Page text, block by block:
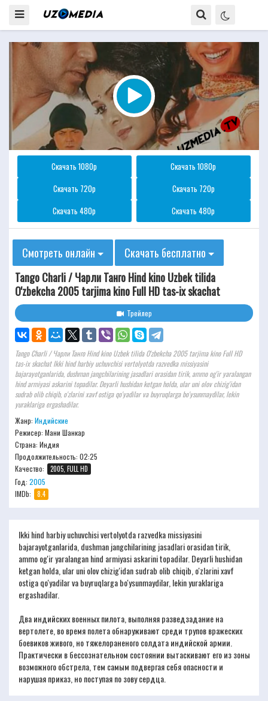
Скачать 1080p
Скачать 1080p
Скачать 720p
Скачать 720p
Скачать 480p
Скачать 480p
Смотреть онлайн
Скачать бесплатно
Tango Charli / Чарли Танго Hind kino Uzbek tilida
O'zbekcha 2005 tarjima kino Full HD tas-ix skachat
Трейлер
Tango Charli / Чарли Танго Hind kino Uzbek tilida O'zbekcha 2005 tarjima kino Full HD
tas-ix skachat Ikki hind harbiy uchuvchisi vertolyotda razvedka missiyasini
bajarayotganlarida, dushman jangchilarining jasadlari orasidan tirik, ammo og'ir yaralangan
hind armiyasi askarini topadilar. Deyarli hushidan ketgan holda, ular uni olov chizig'idan
sudrab olib chiqib, o'zlarini xavf ostiga qo'yadilar va buyruqlarga bo'ysunmaydilar, lekin
yuraklariga ergashadilar.
Жанр: Индийские
Режисер: Мани Шанкар
Страна: Индия
Продолжительность: 02:25
Качество:
2005, FULL HD
Год: 2005
IMDb:
8.4
Ikki hind harbiy uchuvchisi vertolyotda razvedka missiyasini
bajarayotganlarida, dushman jangchilarining jasadlari orasidan tirik,
ammo og'ir yaralangan hind armiyasi askarini topadilar. Deyarli hushidan
ketgan holda, ular uni olov chizig'idan sudrab olib chiqib, o'zlarini xavf
ostiga qo'yadilar va buyruqlarga bo'ysunmaydilar, lekin yuraklariga
ergashadilar.
Два индийских военных пилота, выполняя разведзадание на
вертолете, во время полета обнаруживают среди трупов вражеских
боевиков живого, но тяжелораненого солдата индийской армии.
Практически в бессознательном состоянии вытаскивают его из зоны
возможного обстрела, тем самым подвергая себя опасности и
нарушая приказ, но поступая по зову сердца.